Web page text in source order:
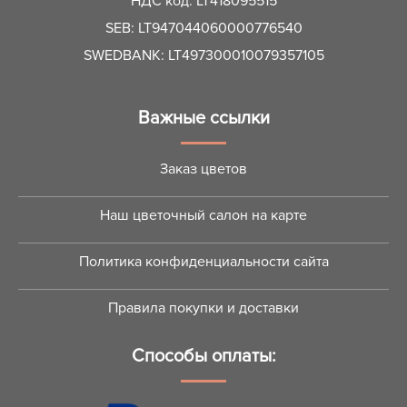
SEB: LT947044060000776540
SWEDBANK: LT497300010079357105
Важные ссылки
Заказ цветов
Наш цветочный салон на карте
Политика конфиденциальности сайта
Правила покупки и доставки
Способы оплаты: